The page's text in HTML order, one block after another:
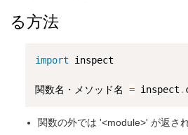
る方法
import inspect
関数名・メソッド名 = inspect .
関数の外では '<module>' が返され